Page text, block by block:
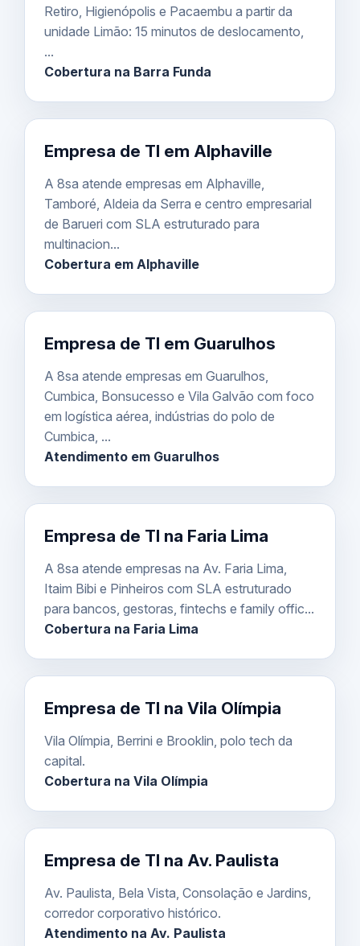
Retiro, Higienópolis e Pacaembu a partir da
unidade Limão: 15 minutos de deslocamento,
...
Cobertura na Barra Funda
Empresa de TI em Alphaville
A 8sa atende empresas em Alphaville,
Tamboré, Aldeia da Serra e centro empresarial
de Barueri com SLA estruturado para
multinacion...
Cobertura em Alphaville
Empresa de TI em Guarulhos
A 8sa atende empresas em Guarulhos,
Cumbica, Bonsucesso e Vila Galvão com foco
em logística aérea, indústrias do polo de
Cumbica, ...
Atendimento em Guarulhos
Empresa de TI na Faria Lima
A 8sa atende empresas na Av. Faria Lima,
Itaim Bibi e Pinheiros com SLA estruturado
para bancos, gestoras, fintechs e family offic...
Cobertura na Faria Lima
Empresa de TI na Vila Olímpia
Vila Olímpia, Berrini e Brooklin, polo tech da
capital.
Cobertura na Vila Olímpia
Empresa de TI na Av. Paulista
Av. Paulista, Bela Vista, Consolação e Jardins,
corredor corporativo histórico.
Atendimento na Av. Paulista